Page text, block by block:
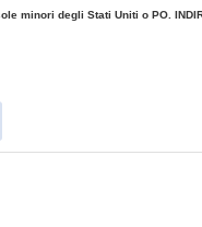
minori degli Stati Uniti o PO.